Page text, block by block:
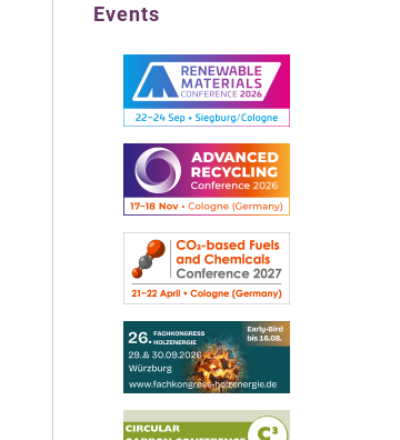
Events